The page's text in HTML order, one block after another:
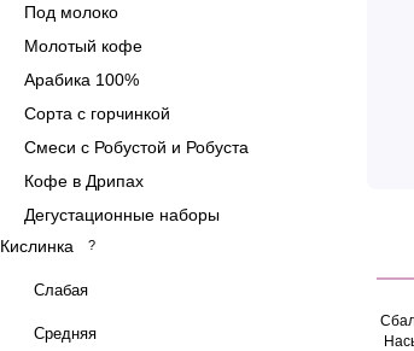
Под молоко
Молотый кофе
Арабика 100%
Сорта с горчинкой
Смеси с Робустой и Робуста
Кофе в Дрипах
Дегустационные наборы
Кислинка
?
Слабая
Средняя